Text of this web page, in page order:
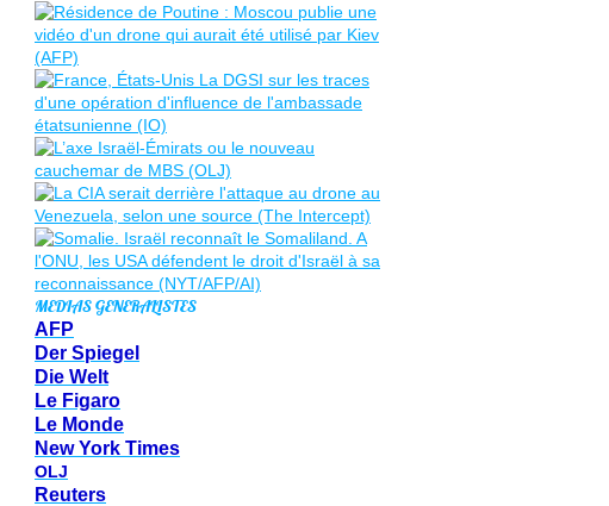
MEDIAS GENERALISTES
AFP
Der Spiegel
Die Welt
Le Figaro
Le Monde
New York Times
OLJ
Reuters